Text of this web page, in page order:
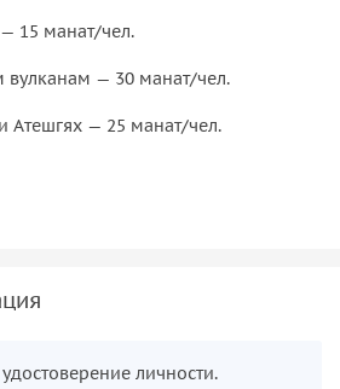
— 15 манат/чел.
вулканам — 30 манат/чел.
Атешгях — 25 манат/чел.
личности.